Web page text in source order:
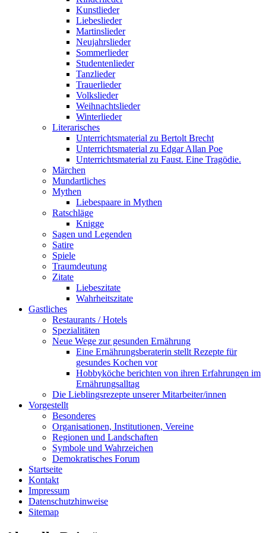
Kunstlieder
Liebeslieder
Martinslieder
Neujahrslieder
Sommerlieder
Studentenlieder
Tanzlieder
Trauerlieder
Volkslieder
Weihnachtslieder
Winterlieder
Literarisches
Unterrichtsmaterial zu Bertolt Brecht
Unterrichtsmaterial zu Edgar Allan Poe
Unterrichtsmaterial zu Faust. Eine Tragödie.
Märchen
Mundartliches
Mythen
Liebespaare in Mythen
Ratschläge
Knigge
Sagen und Legenden
Satire
Spiele
Traumdeutung
Zitate
Liebeszitate
Wahrheitszitate
Gastliches
Restaurants / Hotels
Spezialitäten
Neue Wege zur gesunden Ernährung
Eine Ernährungsberaterin stellt Rezepte für
gesundes Kochen vor
Hobbyköche berichten von ihren Erfahrungen im
Ernährungsalltag
Die Lieblingsrezepte unserer Mitarbeiter/innen
Vorgestellt
Besonderes
Organisationen, Institutionen, Vereine
Regionen und Landschaften
Symbole und Wahrzeichen
Demokratisches Forum
Startseite
Kontakt
Impressum
Datenschutzhinweise
Sitemap